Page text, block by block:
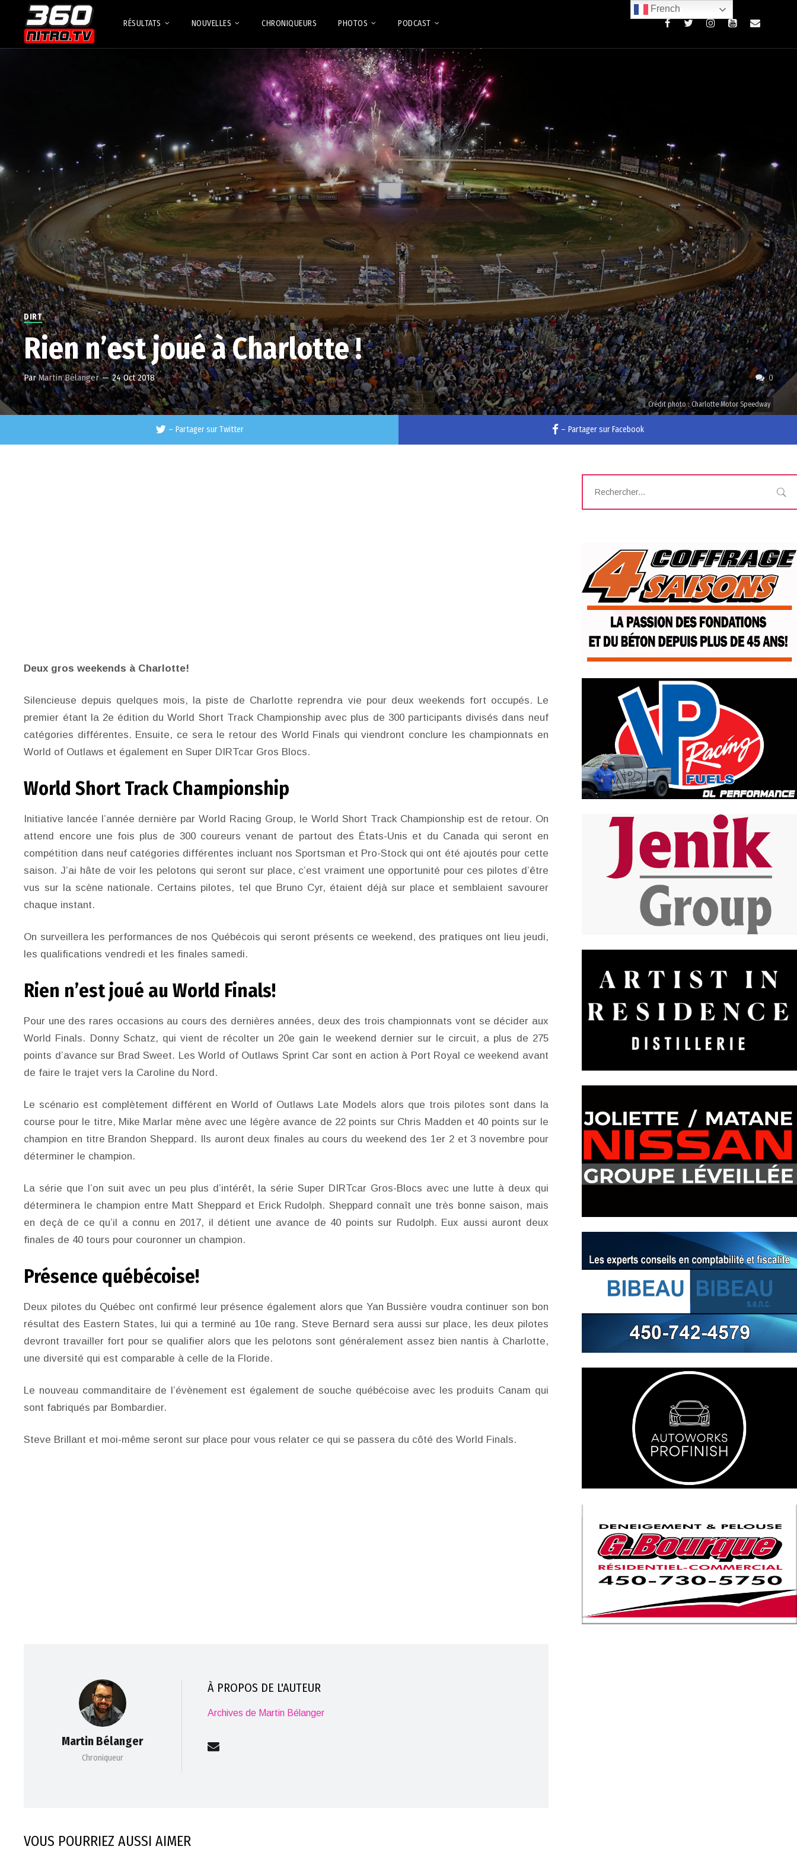
RÉSULTATS NOUVELLES CHRONIQUEURS PHOTOS PODCAST
0
DIRT
Rien n’est joué à Charlotte !
ParMartin Bélanger — 24 Oct 2018
Crédit photo : Charlotte Motor Speedway
– Partager sur Twitter – Partager sur Facebook
Deux gros weekends à Charlotte!
Silencieuse depuis quelques mois, la piste de Charlotte reprendra vie pour deux weekends fort occupés. Le
premier étant la 2e édition du World Short Track Championship avec plus de 300 participants divisés dans neuf
catégories différentes. Ensuite, ce sera le retour des World Finals qui viendront conclure les championnats en
World of Outlaws et également en Super DIRTcar Gros Blocs.
World Short Track Championship
Initiative lancée l’année dernière par World Racing Group, le World Short Track Championship est de retour. On
attend encore une fois plus de 300 coureurs venant de partout des États-Unis et du Canada qui seront en
compétition dans neuf catégories différentes incluant nos Sportsman et Pro-Stock qui ont été ajoutés pour cette
saison. J’ai hâte de voir les pelotons qui seront sur place, c’est vraiment une opportunité pour ces pilotes d’être
vus sur la scène nationale. Certains pilotes, tel que Bruno Cyr, étaient déjà sur place et semblaient savourer
chaque instant.
On surveillera les performances de nos Québécois qui seront présents ce weekend, des pratiques ont lieu jeudi,
les qualifications vendredi et les finales samedi.
Rien n’est joué au World Finals!
Pour une des rares occasions au cours des dernières années, deux des trois championnats vont se décider aux
World Finals. Donny Schatz, qui vient de récolter un 20e gain le weekend dernier sur le circuit, a plus de 275
points d’avance sur Brad Sweet. Les World of Outlaws Sprint Car sont en action à Port Royal ce weekend avant
de faire le trajet vers la Caroline du Nord.
Le scénario est complètement différent en World of Outlaws Late Models alors que trois pilotes sont dans la
course pour le titre, Mike Marlar mène avec une légère avance de 22 points sur Chris Madden et 40 points sur le
champion en titre Brandon Sheppard. Ils auront deux finales au cours du weekend des 1er 2 et 3 novembre pour
déterminer le champion.
La série que l’on suit avec un peu plus d’intérêt, la série Super DIRTcar Gros-Blocs avec une lutte à deux qui
déterminera le champion entre Matt Sheppard et Erick Rudolph. Sheppard connaît une très bonne saison, mais
en deçà de ce qu’il a connu en 2017, il détient une avance de 40 points sur Rudolph. Eux aussi auront deux
finales de 40 tours pour couronner un champion.
Présence québécoise!
Deux pilotes du Québec ont confirmé leur présence également alors que Yan Bussière voudra continuer son bon
résultat des Eastern States, lui qui a terminé au 10e rang. Steve Bernard sera aussi sur place, les deux pilotes
devront travailler fort pour se qualifier alors que les pelotons sont généralement assez bien nantis à Charlotte,
une diversité qui est comparable à celle de la Floride.
Le nouveau commanditaire de l’évènement est également de souche québécoise avec les produits Canam qui
sont fabriqués par Bombardier.
Steve Brillant et moi-même seront sur place pour vous relater ce qui se passera du côté des World Finals.
Martin Bélanger
Chroniqueur
À PROPOS DE L'AUTEUR
Archives de Martin Bélanger
VOUS POURRIEZ AUSSI AIMER
French